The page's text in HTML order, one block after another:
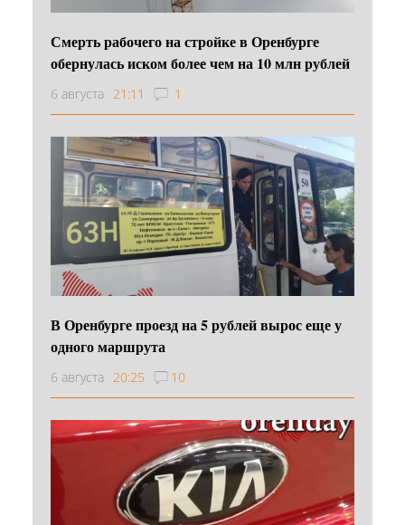
Смерть рабочего на стройке в Оренбурге
обернулась иском более чем на 10 млн рублей
6 августа 21:11 1
В Оренбурге проезд на 5 рублей вырос еще у
одного маршрута
6 августа 20:25 10